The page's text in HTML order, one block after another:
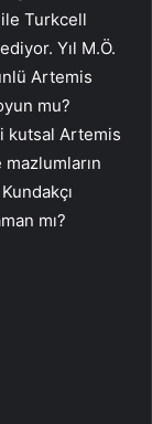
Turkcell
Yıl M.Ö.
Artemis
mu?
kutsal Artemis
mazlumların
mı?